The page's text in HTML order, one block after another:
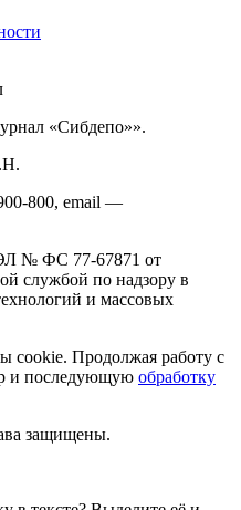
«Сибдепо»».
800, email —
№ ФС 77-67871 от
службой по надзору в
и массовых
cookie. Продолжая работу с
и последующую обработку
защищены.